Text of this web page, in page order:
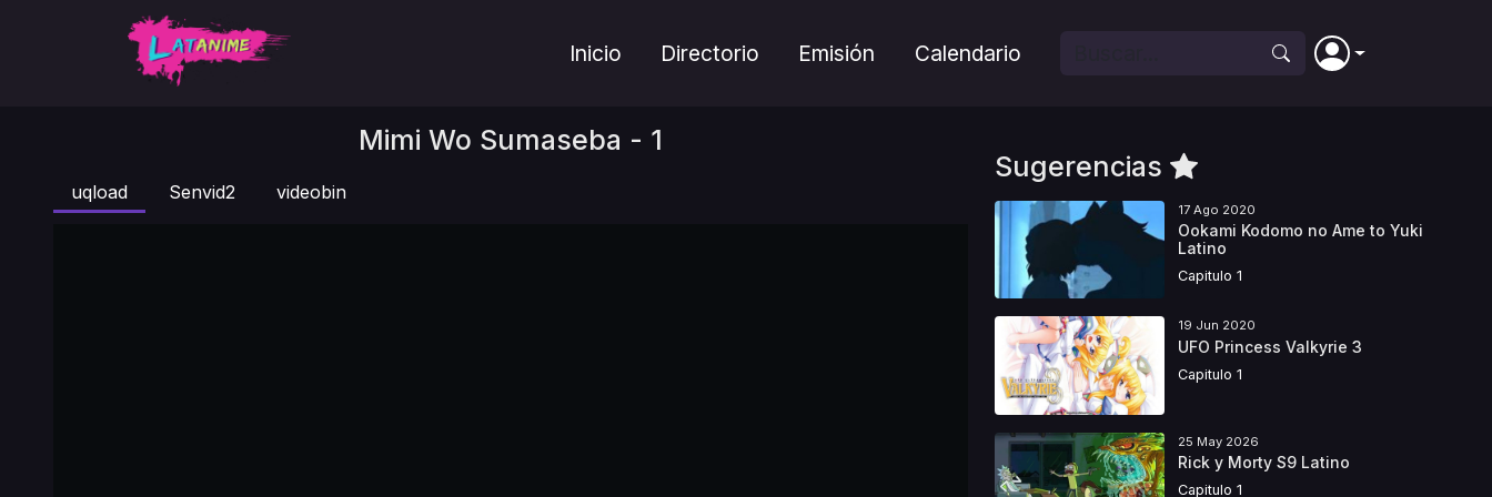
Inicio Directorio Emisión Calendario
Mimi Wo Sumaseba - 1
uqload Senvid2 videobin
Sugerencias
17 Ago 2020
Ookami Kodomo no Ame to Yuki
Latino
Capitulo 1
19 Jun 2020
UFO Princess Valkyrie 3
Capitulo 1
25 May 2026
Rick y Morty S9 Latino
Capitulo 1